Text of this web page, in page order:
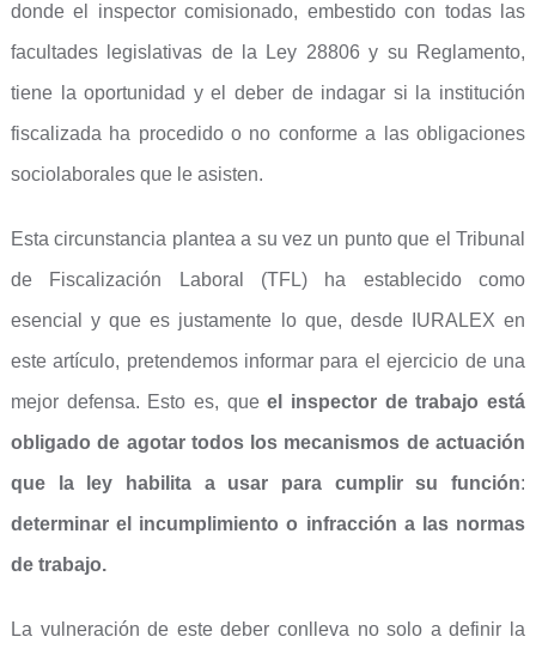
donde el inspector comisionado, embestido con todas las
facultades legislativas de la Ley 28806 y su Reglamento,
tiene la oportunidad y el deber de indagar si la institución
fiscalizada ha procedido o no conforme a las obligaciones
sociolaborales que le asisten.
Esta circunstancia plantea a su vez un punto que el Tribunal
de Fiscalización Laboral (TFL) ha establecido como
esencial y que es justamente lo que, desde IURALEX en
este artículo, pretendemos informar para el ejercicio de una
mejor defensa. Esto es, queel inspector de trabajo está
obligado de agotar todos los mecanismos de actuación
que la ley habilita a usar para cumplir su función:
determinar el incumplimiento o infracción a las normas
de trabajo.
La vulneración de este deber conlleva no solo a definir la